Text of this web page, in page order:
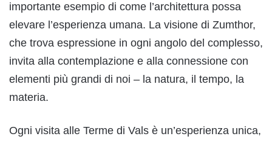
importante esempio di come l’architettura possa
elevare l’esperienza umana. La visione di Zumthor,
che trova espressione in ogni angolo del complesso,
invita alla contemplazione e alla connessione con
elementi più grandi di noi – la natura, il tempo, la
materia.
Ogni visita alle Terme di Vals è un’esperienza unica,